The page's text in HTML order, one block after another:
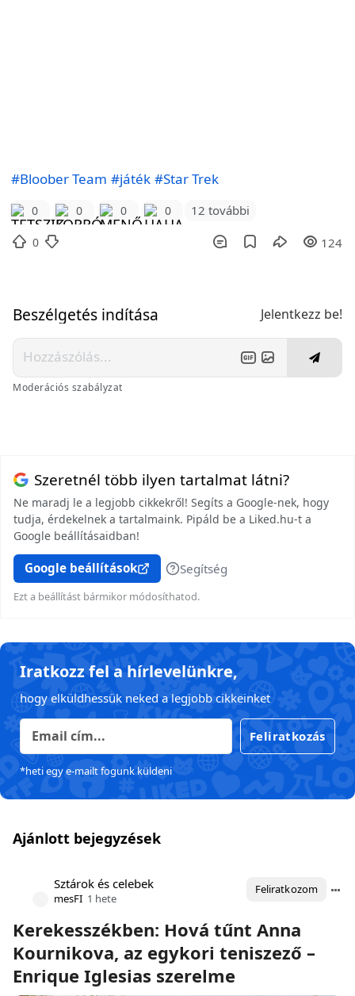
#Bloober Team #játék #Star Trek
0 0 0 0 12 további
0 124
Beszélgetés indítása Jelentkezz be!
Moderációs szabályzat
Szeretnél több ilyen tartalmat látni?
Ne maradj le a legjobb cikkekről! Segíts a Google-nek, hogy
tudja, érdekelnek a tartalmaink. Pipáld be a Liked.hu-t a
Google beállításaidban!
Google beállítások Segítség
Ezt a beállítást bármikor módosíthatod.
Iratkozz fel a hírlevelünkre,
hogy elküldhessük neked a legjobb cikkeinket
Feliratkozás
*heti egy e-mailt fogunk küldeni
Ajánlott bejegyzések
Sztárok és celebek
mesFI 1 hete
Feliratkozom
Kerekesszékben: Hová tűnt Anna
Kournikova, az egykori teniszező –
Enrique Iglesias szerelme